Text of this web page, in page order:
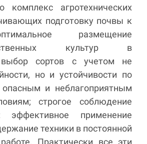
комплекс агротехнических
подготовку почвы к
размещение
культур в
выбор сортов с учетом не
но и устойчивости по
и неблагоприятным
строгое соблюдение
эффективное применение
техники в постоянной
Практически все эти